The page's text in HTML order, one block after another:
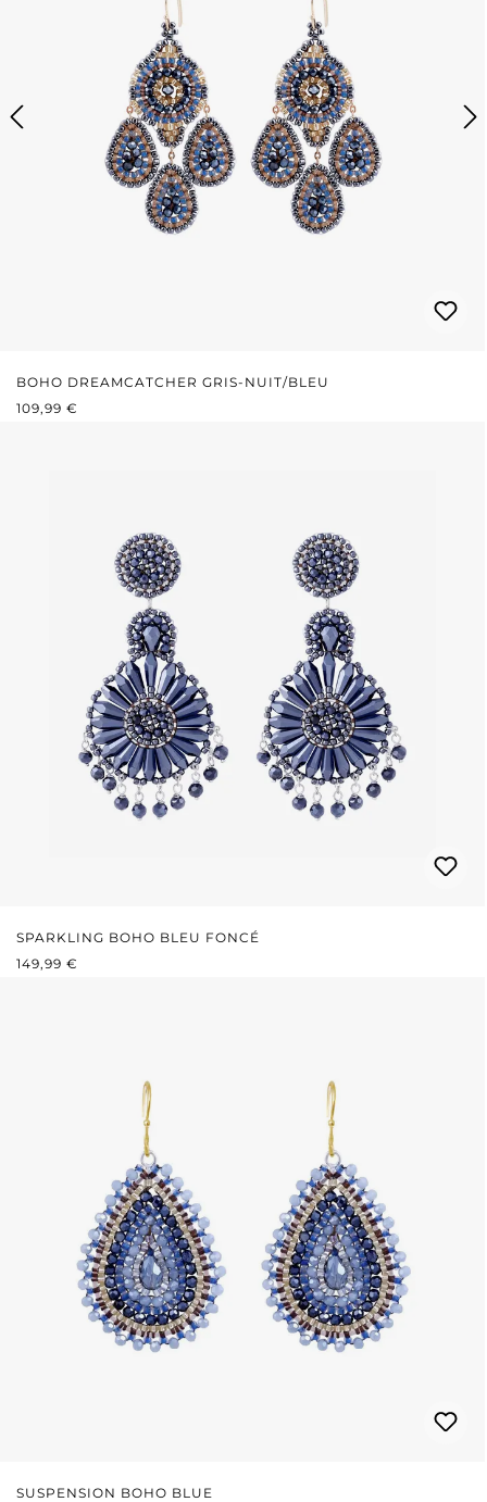
BOHO DREAMCATCHER GRIS-NUIT/BLEU
PRIX RÉGULIER :
109,99 €
SPARKLING BOHO BLEU FONCÉ
PRIX RÉGULIER :
149,99 €
SUSPENSION BOHO BLUE